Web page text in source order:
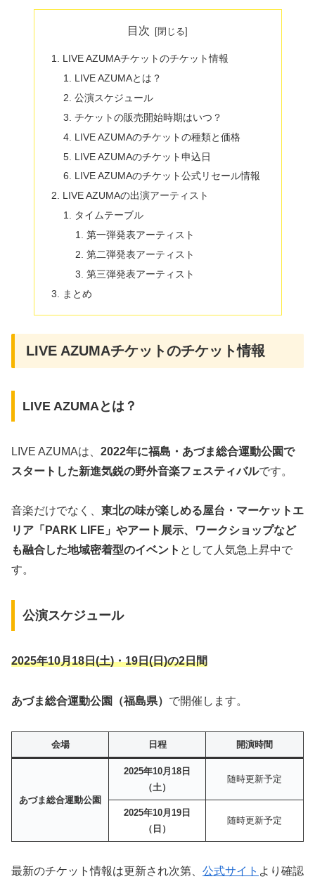
目次
LIVE AZUMAチケットのチケット情報
LIVE AZUMAとは？
公演スケジュール
チケットの販売開始時期はいつ？
LIVE AZUMAのチケットの種類と価格
LIVE AZUMAのチケット申込日
LIVE AZUMAのチケット公式リセール情報
LIVE AZUMAの出演アーティスト
タイムテーブル
第一弾発表アーティスト
第二弾発表アーティスト
第三弾発表アーティスト
まとめ
LIVE AZUMAチケットのチケット情報
LIVE AZUMAとは？
LIVE AZUMAは、 2022年に福島・あづま総合運動公園で
スタートした新進気鋭の野外音楽フェスティバルです。
音楽だけでなく、 東北の味が楽しめる屋台・マーケットエ
リア「PARK LIFE」やアート展示、ワークショップなど
も融合した地域密着型のイベント として人気急上昇中で
す。
公演スケジュール
2025年10月18日(土)・19日(日)の2日間
あづま総合運動公園（福島県） で開催します。
会場 日程 開演時間
あづま総合運動公園
2025年10月18日
（土）
随時更新予定
2025年10月19日
（日）
随時更新予定
最新のチケット情報は更新され次第、 公式サイト より確認